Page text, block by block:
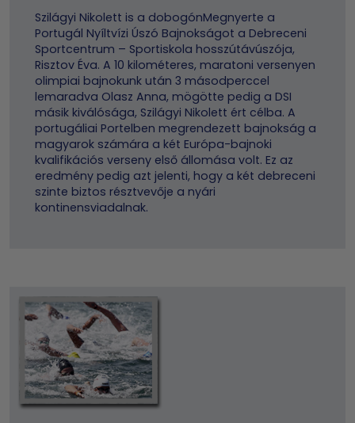
Szilágyi Nikolett is a dobogónMegnyerte a
Portugál Nyíltvízi Úszó Bajnokságot a Debreceni
Sportcentrum – Sportiskola hosszútávúszója,
Risztov Éva. A 10 kilométeres, maratoni versenyen
olimpiai bajnokunk után 3 másodperccel
lemaradva Olasz Anna, mögötte pedig a DSI
másik kiválósága, Szilágyi Nikolett ért célba. A
portugáliai Portelben megrendezett bajnokság a
magyarok számára a két Európa-bajnoki
kvalifikációs verseny első állomása volt. Ez az
eredmény pedig azt jelenti, hogy a két debreceni
szinte biztos résztvevője a nyári
kontinensviadalnak.